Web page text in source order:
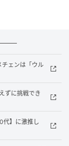
ェンは「ウル
ずに挑戦でき
】に激推し